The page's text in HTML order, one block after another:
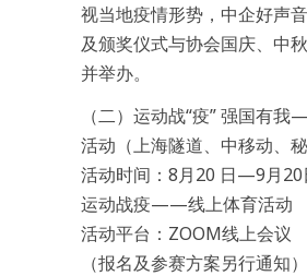
视当地疫情形势，中企好声
及颁奖仪式与协会国庆、中
并举办。
（二）运动战“疫” 强国有
活动（上海隧道、中移动、秘
活动时间：8月20 日—9月20
运动战疫——线上体育活动
活动平台：ZOOM线上会议
（报名及参赛方案另行通知）